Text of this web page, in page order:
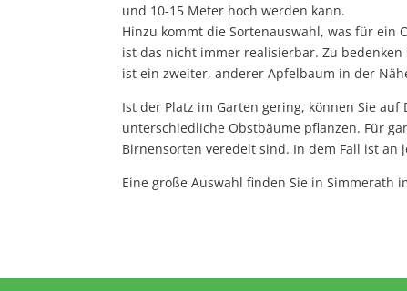
und 10-15 Meter hoch werden kann.
Hinzu kommt die Sortenauswahl, was für ein
ist das nicht immer realisierbar. Zu
ist ein zweiter, anderer Apfelbaum in der
Ist der Platz im Garten gering, können Sie
unterschiedliche Obstbäume pflanzen. Für
Birnensorten veredelt sind. In dem Fall ist an
Eine große Auswahl finden Sie in Simmerath